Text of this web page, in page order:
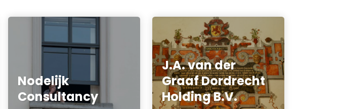
Nodelijk
Consultancy
J.A. van der
Graaf Dordrecht
Holding B.V.